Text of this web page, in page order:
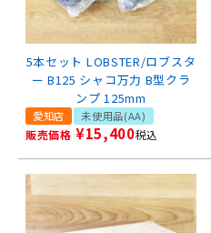
5本セット LOBSTER/ロブスタ
ー B125 シャコ万力 B型クラ
ンプ 125mm
愛知店 未使用品(AA)
販売価格 ¥15,400税込